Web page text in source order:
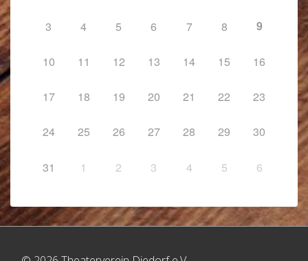
3 4 5 6 7 8 9
10 11 12 13 14 15 16
17 18 19 20 21 22 23
24 25 26 27 28 29 30
31 1 2 3 4 5 6